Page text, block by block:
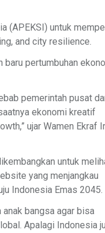
(APEKSI) untuk
and city resilience.
pertumbuhan
pemerintah pusat
ekonomi kreatif
ujar Wamen Ekraf
untuk
yang menjangkau
Indonesia Emas 2045.
bangsa agar bisa
Apalagi Indonesia